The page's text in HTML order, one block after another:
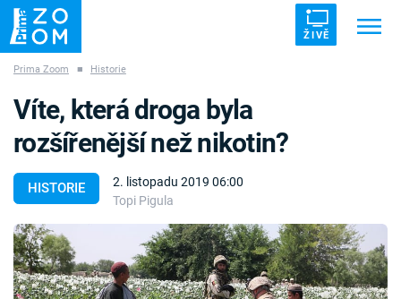
ŽIVĚ
ZÁHADY VETŘELCI DÁVNOVĚKU
Témata
Témata
Prima Zoom ■ Historie
HISTORIE
2. listopadu 2019 06:00
Topi Pigula
Víte, která droga byla
rozšířenější než nikotin?